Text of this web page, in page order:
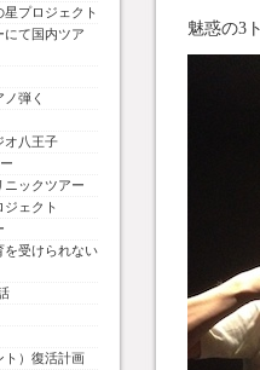
星プロジェクト
にて国内ツア
弾く
オ八王子
ニックツアー
ジェクト
を受けられない
ト）復活計画
魅惑の3